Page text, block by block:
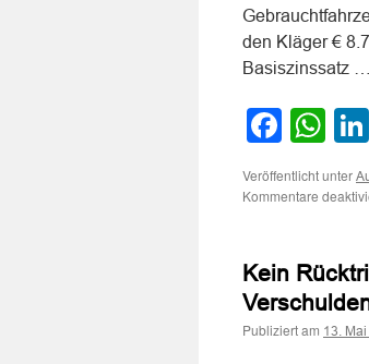
den Kläger €
Basiszinssatz …
Veröffentlicht unter
Kommentare
Kein
Publiziert am 13.